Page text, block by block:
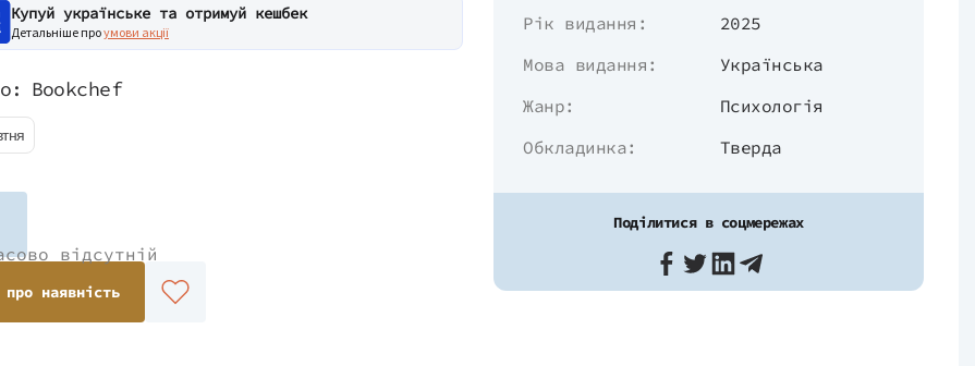
Купуй українське та отримуй кешбек
Детальніше проумови акції
Bookchef
відсутній
про наявність
Рік видання:
2025
Мова видання:
Українська
Жанр:
Психологія
Обкладинка:
Тверда
Поділитися в соцмережах